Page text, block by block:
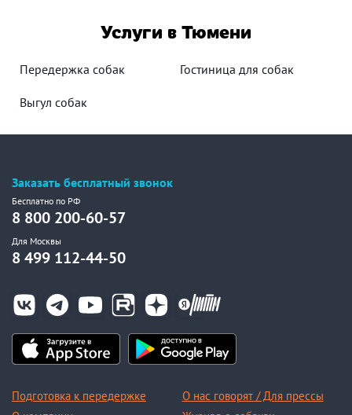
Услуги в Тюмени
Передержка собак Гостиница для собак
Выгул собак
Заказать бесплатный звонок
Бесплатно по РФ
8 800 200-60-57
Для Москвы
8 499 112-44-50
Подготовка к передержке
О нас говорят / Для прессы